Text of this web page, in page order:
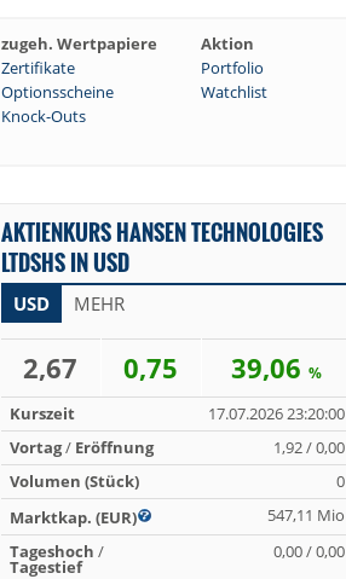
zugeh. Wertpapiere
Aktion
Zertifikate
Portfolio
Optionsscheine
Watchlist
Knock-Outs
AKTIENKURS HANSEN TECHNOLOGIES
LTDSHS IN USD
USD MEHR
2,67 0,75 39,06%
Kurszeit
17.07.2026 23:20:00
Vortag/ Eröffnung
1,92 / 0,00
Volumen (Stück)
0
Marktkap. (EUR)
547,11 Mio
Tageshoch /
Tagestief
0,00 / 0,00